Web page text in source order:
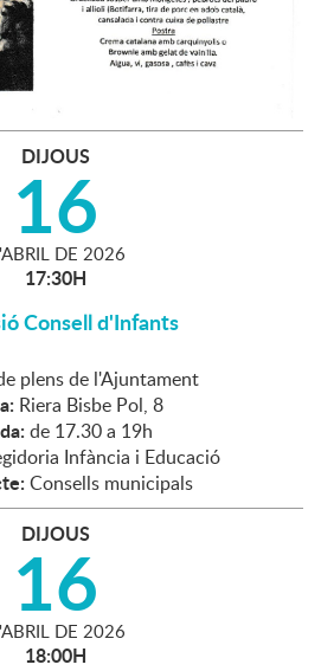
DIJOUS
16
ABRIL DE 2026
17:30H
Consell d'Infants
plens de l'Ajuntament
Riera Bisbe Pol, 8
de 17.30 a 19h
Infància i Educació
Consells municipals
DIJOUS
16
ABRIL DE 2026
18:00H